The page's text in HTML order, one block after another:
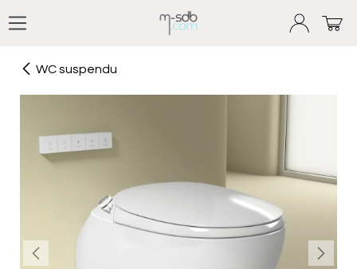
WC suspendu